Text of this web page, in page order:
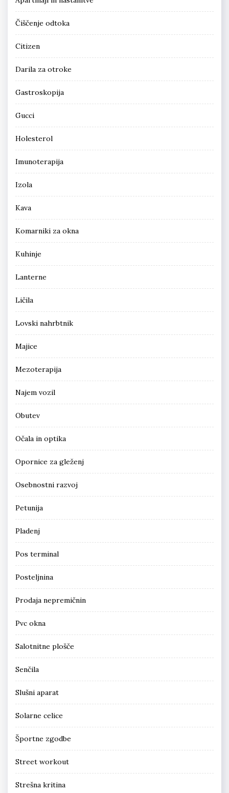
Čiščenje odtoka
Citizen
Darila za otroke
Gastroskopija
Gucci
Holesterol
Imunoterapija
Izola
Kava
Komarniki za okna
Kuhinje
Lanterne
Ličila
Lovski nahrbtnik
Majice
Mezoterapija
Najem vozil
Obutev
Očala in optika
Opornice za gleženj
Osebnostni razvoj
Petunija
Pladenj
Pos terminal
Posteljnina
Prodaja nepremičnin
Pvc okna
Salotnitne plošče
Senčila
Slušni aparat
Solarne celice
Športne zgodbe
Street workout
Strešna kritina